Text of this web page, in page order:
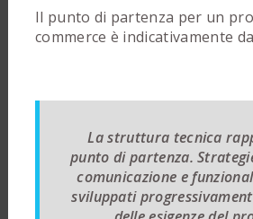
Il punto di partenza per un
commerce è indicativamente da
La struttura tecnica
punto di partenza.
comunicazione e
sviluppati